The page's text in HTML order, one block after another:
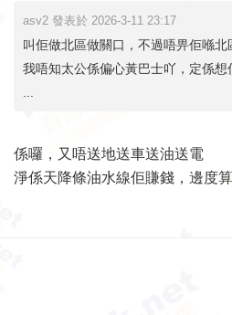
asv2 發表於 2026-3-11 23:17
叫佢做北區做關口，不過唔畀佢喺
我唔知太公係偏心黃巴士吖，定係想
係囉，又唔送地送車送油送電
淨係天降條油水線佢賺錢，邊度